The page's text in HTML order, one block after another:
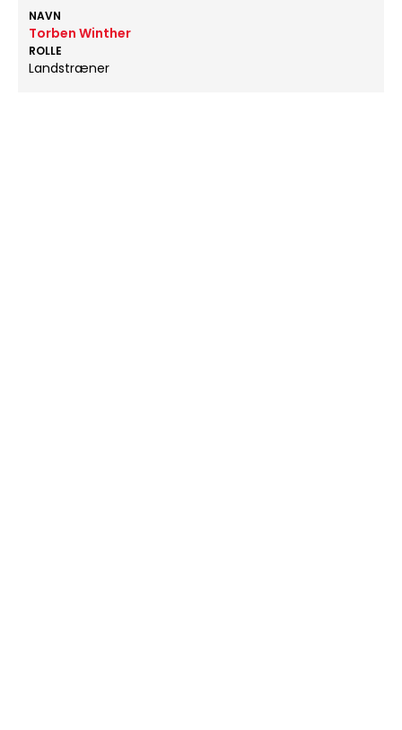
NAVN
Torben Winther
ROLLE
Landstræner